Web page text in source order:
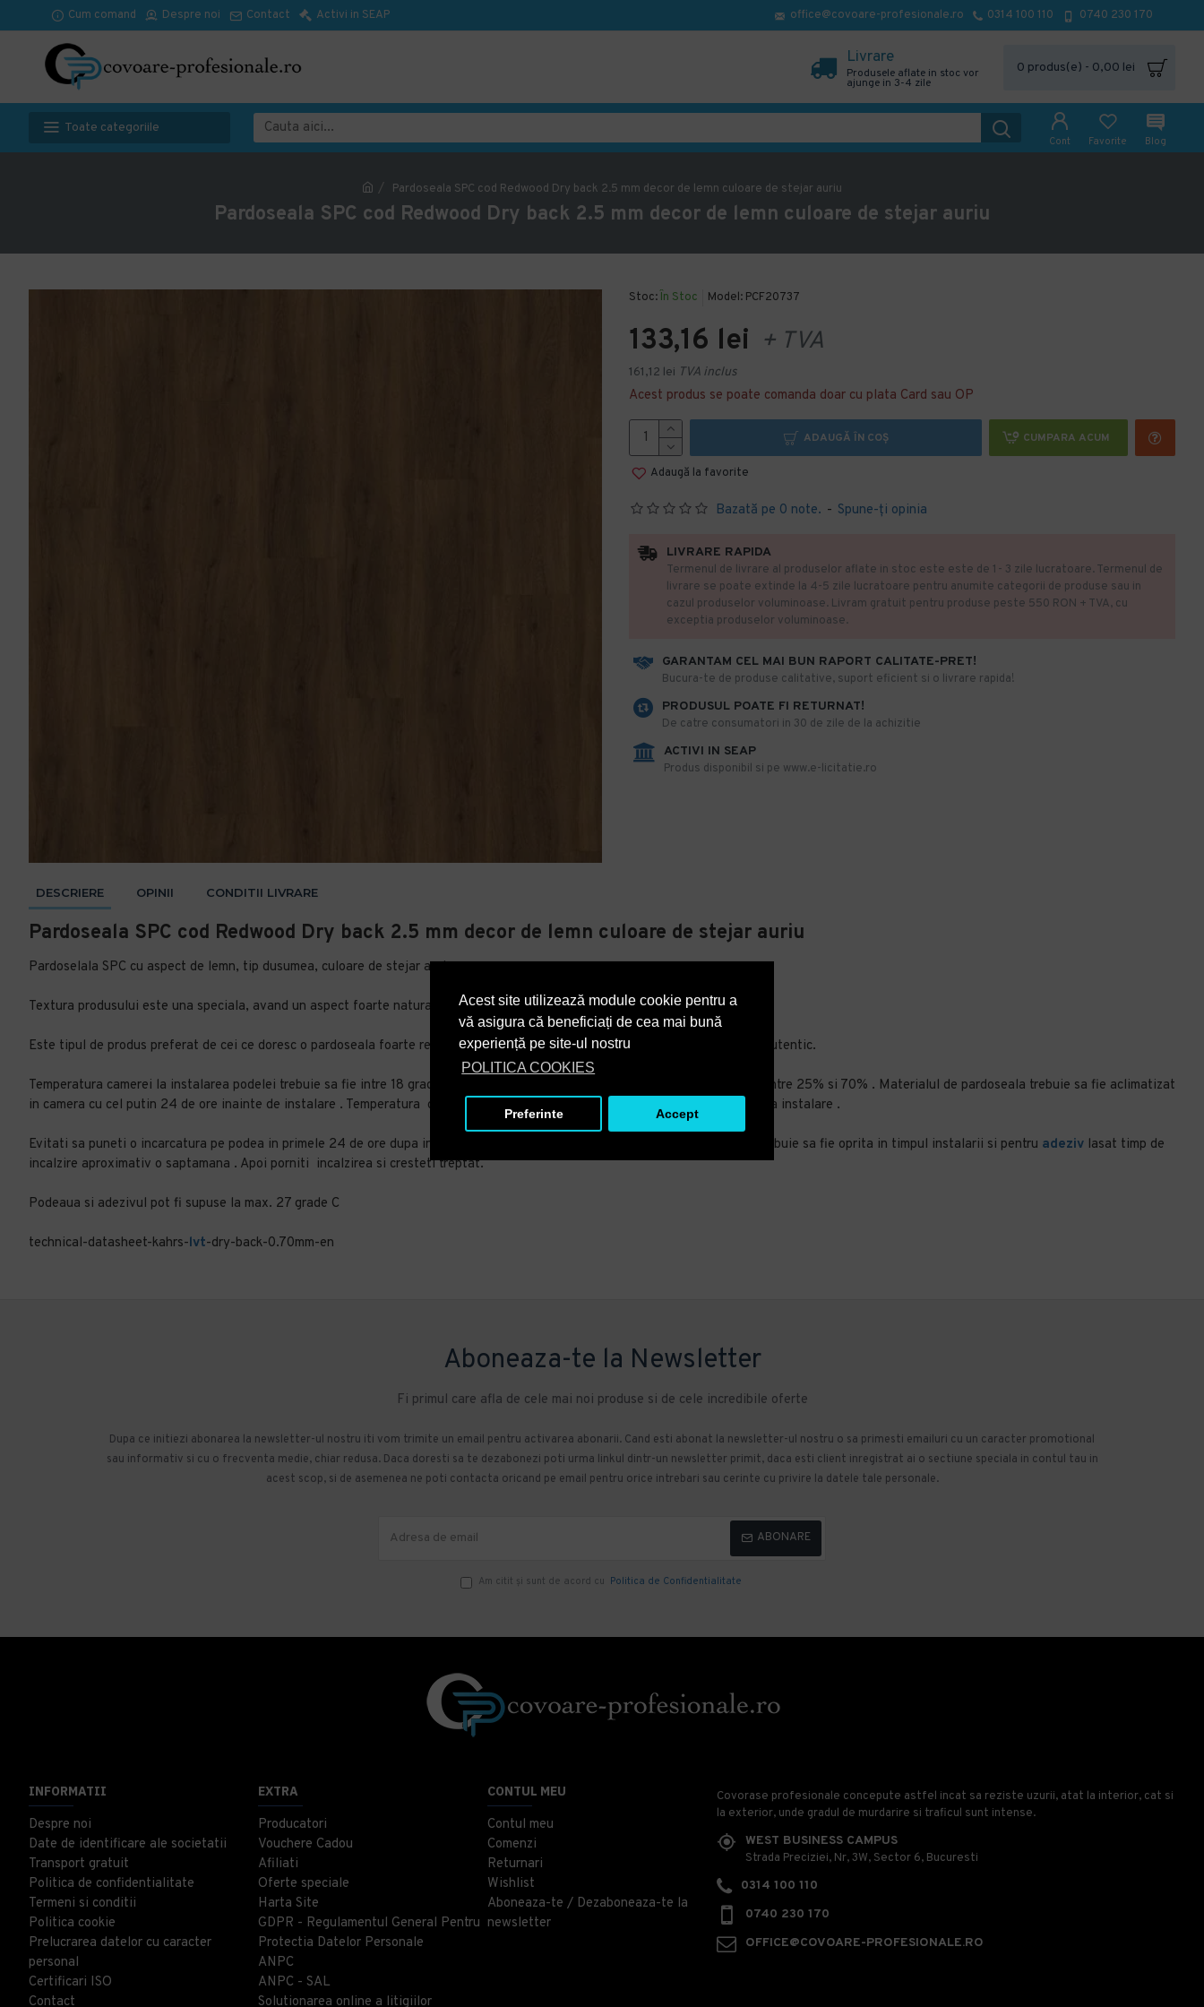
Acest site utilizează module cookie pentru a
vă asigura că beneficiați de cea mai bună
experiență pe site-ul nostru
POLITICA COOKIES
Preferinte Accept
Cum comand Despre noi Contact Activi in SEAP office@covoare-profesionale.ro 0314 100 110 0740 230 170
Livrare
Produsele aflate in stoc vor
ajunge in 3-4 zile
0 produs(e) - 0,00 lei
Toate categoriile
Cont Favorite Blog
Pardoseala SPC cod Redwood Dry back 2.5 mm decor de lemn culoare de stejar auriu
Pardoseala SPC cod Redwood Dry back 2.5 mm decor de lemn culoare de stejar auriu
Stoc: În Stoc Model: PCF20737
Bazată pe 0 note. - Spune-ţi opinia
133,16 lei + TVA
161,12 lei TVA inclus
Acest produs se poate comanda doar cu plata Card sau OP
ADAUGĂ ÎN COŞ CUMPARA ACUM
Adaugă la favorite
GARANTAM CEL MAI BUN RAPORT CALITATE-PRET!
​Bucura-te de produse calitative, suport eficient si o livrare rapida!
PRODUSUL POATE FI RETURNAT!
De catre consumatori in 30 de zile de la achizitie
ACTIVI IN SEAP
Produs disponibil si pe www.e-licitatie.ro
LIVRARE RAPIDA
Termenul de livrare al produselor aflate in stoc este este de 1- 3 zile lucratoare. Termenul de
livrare se poate extinde la 4-5 zile lucratoare pentru anumite categorii de produse sau in
cazul produselor voluminoase. Livram gratuit pentru produse peste 550 RON + TVA, cu
exceptia produselor voluminoase.
DESCRIERE OPINII CONDITII LIVRARE
Pardoseala SPC cod Redwood Dry back 2.5 mm decor de lemn culoare de stejar auriu
Pardoselala SPC cu aspect de lemn, tip dusumea, culoare de stejar auriu.
Textura produsului este una speciala, avand un aspect foarte natural.
Este tipul de produs preferat de cei ce doresc o pardoseala foarte rezistenta, dar care sa prezinte un aspect cat mai natural, autentic.
Temperatura camerei la instalarea podelei trebuie sa fie intre 18 grade C si 25 grade C , iar umiditatea in spatiu trebuie sa fie intre 25% si 70% . Materialul de pardoseala trebuie sa fie aclimatizat
in camera cu cel putin 24 de ore inainte de instalare . Temperatura camerei trebuie intretinuta timp de cel putin 72 de ore dupa instalare .
Evitati sa puneti o incarcatura pe podea in primele 24 de ore dupa instalare . Daca este instalata incalzire prin pardoseala , trebuie sa fie oprita in timpul instalarii si pentru adeziv lasat timp de
incalzire aproximativ o saptamana . Apoi porniti incalzirea si cresteti treptat.
Podeaua si adezivul pot fi supuse la max. 27 grade C
technical-datasheet-kahrs-lvt-dry-back-0.70mm-en
Aboneaza-te la Newsletter
Fi primul care afla de cele mai noi produse si de cele incredibile oferte
Dupa ce initiezi abonarea la newsletter-ul nostru iti vom trimite un email pentru activarea abonarii. Cand esti abonat la newsletter-ul nostru o sa primesti emailuri cu un caracter promotional
sau informativ si cu o frecventa medie, chiar redusa. Daca doresti sa te dezabonezi poti urma linkul dintr-un newsletter primit, daca esti client inregistrat ai o sectiune speciala in contul tau in
acest scop, si de asemenea ne poti contacta oricand pe email pentru orice intrebari sau cerinte cu privire la datele tale personale.
ABONARE
Am citit şi sunt de acord cu Politica de Confidentialitate
INFORMATII
Despre noi
Date de identificare ale societatii
Transport gratuit
Politica de confidentialitate
Termeni si conditii
Politica cookie
Prelucrarea datelor cu caracter
personal
Certificari ISO
Contact
EXTRA
Producatori
Vouchere Cadou
Afiliati
Oferte speciale
Harta Site
GDPR - Regulamentul General Pentru
Protectia Datelor Personale
ANPC
ANPC - SAL
Solutionarea online a litigiilor
CONTUL MEU
Contul meu
Comenzi
Returnari
Wishlist
Aboneaza-te / Dezaboneaza-te la
newsletter
Covorase profesionale concepute astfel incat sa reziste uzurii, atat la interior, cat si
la exterior, unde gradul de murdarire si traficul sunt intense.
WEST BUSINESS CAMPUS
Strada Preciziei, Nr, 3W, Sector 6, Bucuresti
0314 100 110
0740 230 170
OFFICE@COVOARE-PROFESIONALE.RO